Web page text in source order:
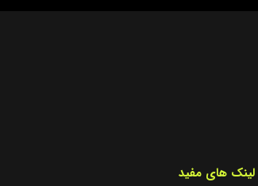
لینک های مفید